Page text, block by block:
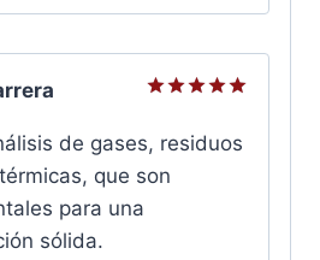
con5de
5
de gases, residuos
que son
para una
sólida.